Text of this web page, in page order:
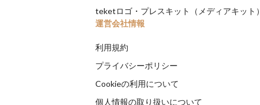
teketロゴ・プレスキット（メディアキット）
運営会社情報
利用規約
プライバシーポリシー
Cookieの利用について
個人情報の取り扱いについて